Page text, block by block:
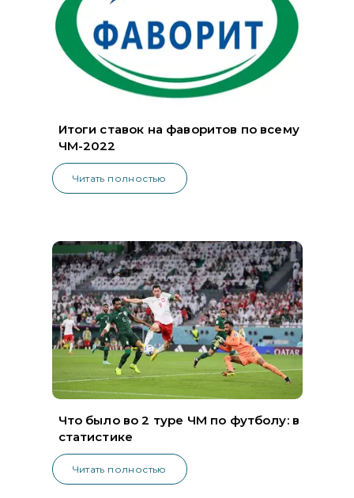
Итоги ставок на фаворитов по всему
ЧМ-2022
Читать полностью
Что было во 2 туре ЧМ по футболу: в
статистике
Читать полностью